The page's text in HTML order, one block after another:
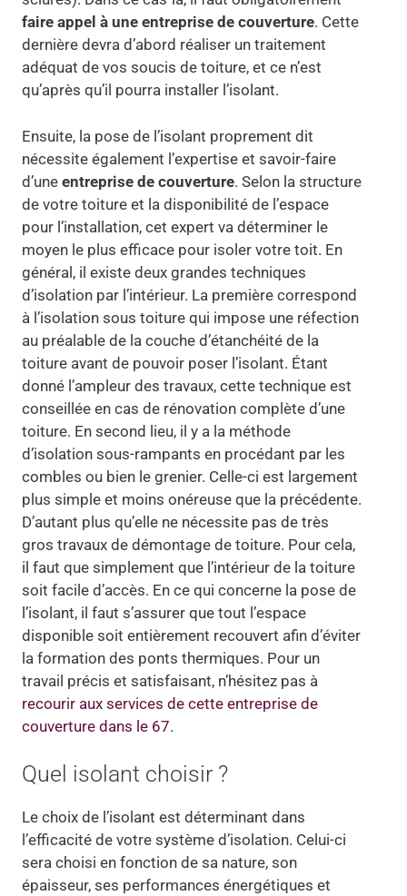
faire appel à une entreprise de couverture. Cette
dernière devra d’abord réaliser un traitement
adéquat de vos soucis de toiture, et ce n’est
qu’après qu’il pourra installer l’isolant.
Ensuite, la pose de l’isolant proprement dit
nécessite également l’expertise et savoir-faire
d’uneentreprise de couverture. Selon la structure
de votre toiture et la disponibilité de l’espace
pour l’installation, cet expert va déterminer le
moyen le plus efficace pour isoler votre toit. En
général, il existe deux grandes techniques
d’isolation par l’intérieur. La première correspond
à l’isolation sous toiture qui impose une réfection
au préalable de la couche d’étanchéité de la
toiture avant de pouvoir poser l’isolant. Étant
donné l’ampleur des travaux, cette technique est
conseillée en cas de rénovation complète d’une
toiture. En second lieu, il y a la méthode
d’isolation sous-rampants en procédant par les
combles ou bien le grenier. Celle-ci est largement
plus simple et moins onéreuse que la précédente.
D’autant plus qu’elle ne nécessite pas de très
gros travaux de démontage de toiture. Pour cela,
il faut que simplement que l’intérieur de la toiture
soit facile d’accès. En ce qui concerne la pose de
l’isolant, il faut s’assurer que tout l’espace
disponible soit entièrement recouvert afin d’éviter
la formation des ponts thermiques. Pour un
travail précis et satisfaisant, n’hésitez pas à
recourir aux services de cette entreprise de
couverture dans le 67.
Quel isolant choisir ?
Le choix de l’isolant est déterminant dans
l’efficacité de votre système d’isolation. Celui-ci
sera choisi en fonction de sa nature, son
épaisseur, ses performances énergétiques et